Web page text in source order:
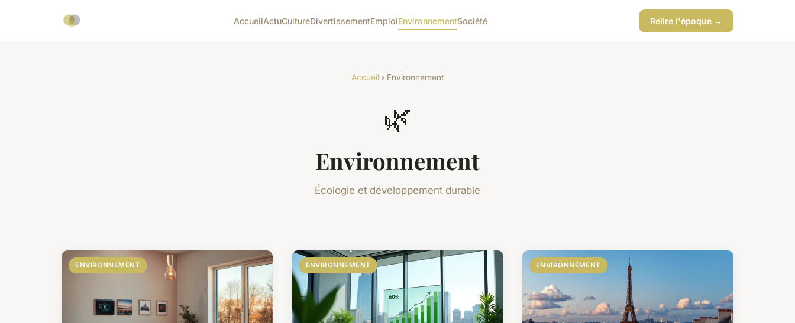
AccueilActuCultureDivertissementEmploiEnvironnementSociété Relire l'époque →
Accueil › Environnement
🌿
Environnement
Écologie et développement durable
ENVIRONNEMENT ENVIRONNEMENT ENVIRONNEMENT